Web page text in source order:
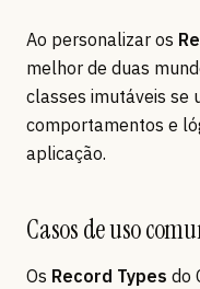
Ao personalizar os
melhor de duas
classes imutáveis se
comportamentos e
aplicação.
Casos de uso
Os Record Types do